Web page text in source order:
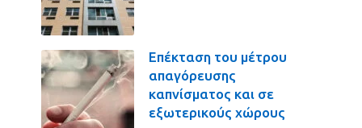
Επέκταση του μέτρου
απαγόρευσης
καπνίσματος και σε
εξωτερικούς χώρους